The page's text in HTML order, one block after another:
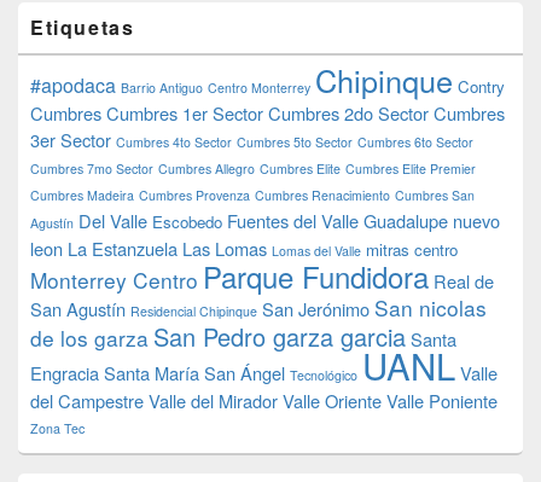
Etiquetas
#apodaca Barrio Antiguo Centro Monterrey Chipinque Contry
CumbresCumbres 1er SectorCumbres 2do SectorCumbres
3er Sector Cumbres 4to Sector Cumbres 5to Sector Cumbres 6to Sector
Cumbres 7mo Sector Cumbres Allegro Cumbres Elite Cumbres Elite Premier
Cumbres Madeira Cumbres Provenza Cumbres Renacimiento Cumbres San
Agustín Del Valle Escobedo Fuentes del ValleGuadalupe nuevo
leon La Estanzuela Las Lomas Lomas del Valle mitras centro
Monterrey Centro Parque Fundidora Real de
San Agustín Residencial Chipinque San Jerónimo San nicolas
de los garza San Pedro garza garciaSanta
EngraciaSanta MaríaSan Ángel Tecnológico UANLValle
del CampestreValle del MiradorValle OrienteValle Poniente
Zona Tec